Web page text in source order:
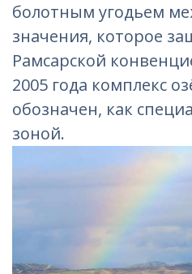
болотным угодьем
значения, которое
Рамсарской
2005 года комплекс
обозначен, как
зоной.